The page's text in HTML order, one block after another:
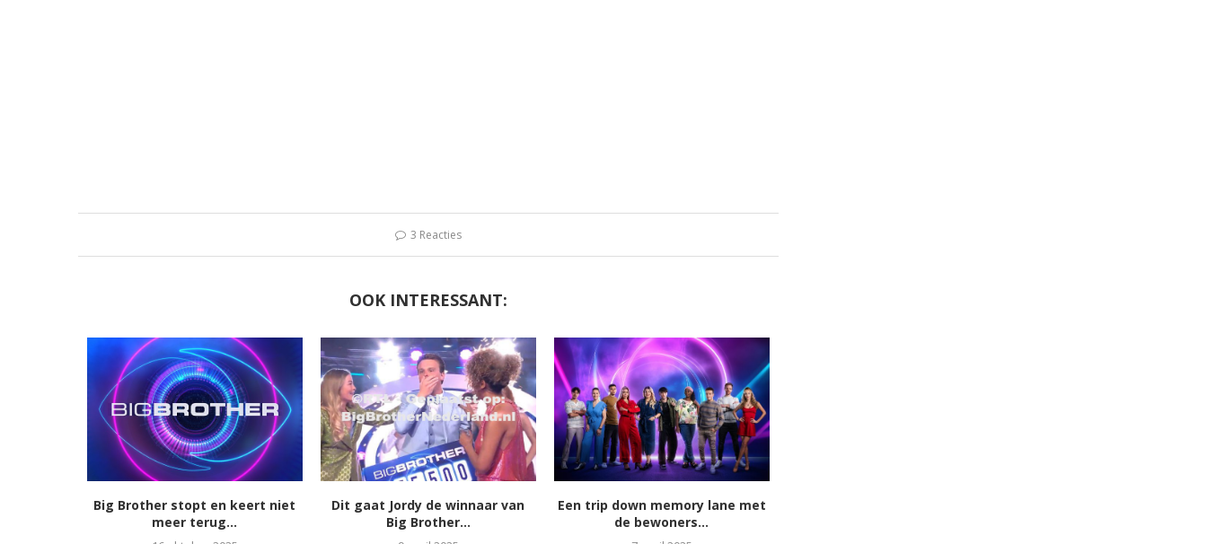
3 Reacties
OOK INTERESSANT:
Big Brother stopt en keert niet
meer terug...
Dit gaat Jordy de winnaar van
Big Brother...
Een trip down memory lane met
de bewoners...